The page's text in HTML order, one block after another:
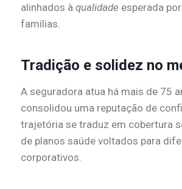
alinhados à qualidade esperada
famílias.
Tradição e solidez no
A seguradora atua há mais de 75
consolidou uma reputação de
trajetória se traduz em cobertura
de planos saúde voltados para
corporativos.